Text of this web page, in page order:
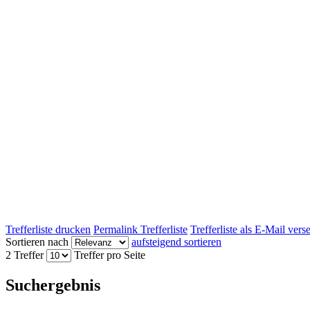
Trefferliste drucken Permalink Trefferliste Trefferliste als E-Mail
Sortieren nach
aufsteigend sortieren
2 Treffer
Treffer pro Seite
Suchergebnis